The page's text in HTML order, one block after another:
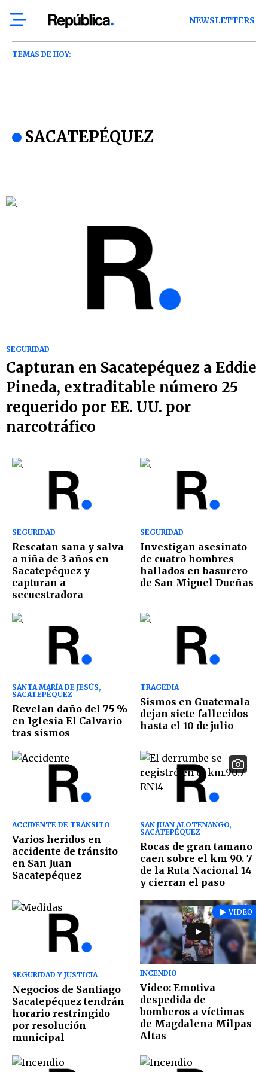
NEWSLETTERS
TEMAS DE HOY:
SACATEPÉQUEZ
SEGURIDAD
Capturan en Sacatepéquez a Eddie
Pineda, extraditable número 25
requerido por EE. UU. por
narcotráfico
SEGURIDAD
Rescatan sana y salva
a niña de 3 años en
Sacatepéquez y
capturan a
secuestradora
SEGURIDAD
Investigan asesinato
de cuatro hombres
hallados en basurero
de San Miguel Dueñas
SANTA MARÍA DE JESÚS,
SACATEPÉQUEZ
Revelan daño del 75 %
en Iglesia El Calvario
tras sismos
TRAGEDIA
Sismos en Guatemala
dejan siete fallecidos
hasta el 10 de julio
ACCIDENTE DE TRÁNSITO
Varios heridos en
accidente de tránsito
en San Juan
Sacatepéquez
SAN JUAN ALOTENANGO,
SACATEPÉQUEZ
Rocas de gran tamaño
caen sobre el km 90. 7
de la Ruta Nacional 14
y cierran el paso
SEGURIDAD Y JUSTICIA
Negocios de Santiago
Sacatepéquez tendrán
horario restringido
por resolución
municipal
VIDEO
INCENDIO
Video: Emotiva
despedida de
bomberos a víctimas
de Magdalena Milpas
Altas